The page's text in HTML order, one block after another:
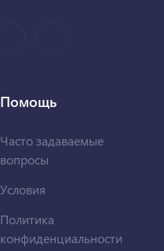
Помощь
Часто задаваемые
вопросы
Условия
Политика
конфиденциальности